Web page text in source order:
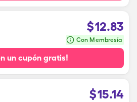
$12.83
Con Membresía
un cupón gratis!
$15.14